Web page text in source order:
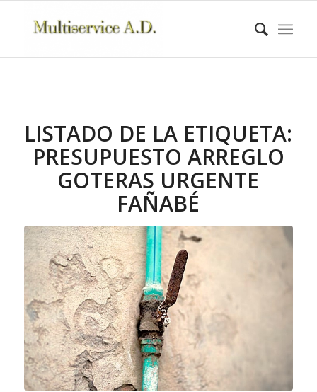
LISTADO DE LA ETIQUETA:
PRESUPUESTO ARREGLO
GOTERAS URGENTE
FAÑABÉ